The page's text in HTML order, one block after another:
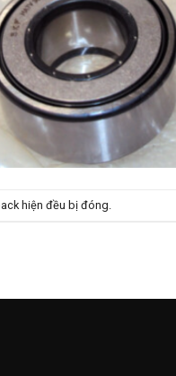
hiện đều bị đóng.